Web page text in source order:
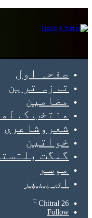
صفحہ اول
تازہ ترین
مضامین
منتخب
شعروشاعری
خواتین
گلگت
موسم
ای پیپر
Chitral 26
℃
Follow